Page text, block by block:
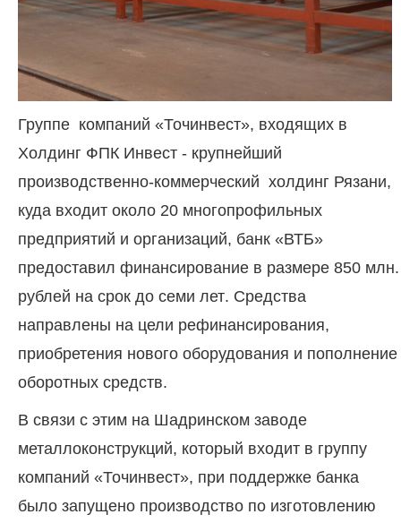
Группе компаний «Точинвест», входящих в
Холдинг ФПК Инвест - крупнейший
производственно-коммерческий холдинг Рязани,
куда входит около 20 многопрофильных
предприятий и организаций, банк «ВТБ»
предоставил финансирование в размере 850 млн.
рублей на срок до семи лет. Средства
направлены на цели рефинансирования,
приобретения нового оборудования и пополнение
оборотных средств.
В связи с этим на Шадринском заводе
металлоконструкций, который входит в группу
компаний «Точинвест», при поддержке банка
было запущено производство по изготовлению